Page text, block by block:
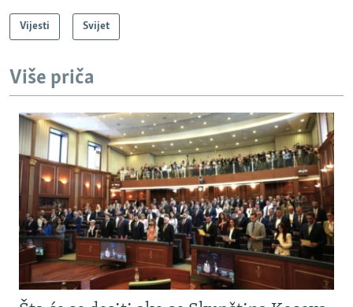
Vijesti Svijet
Više priča